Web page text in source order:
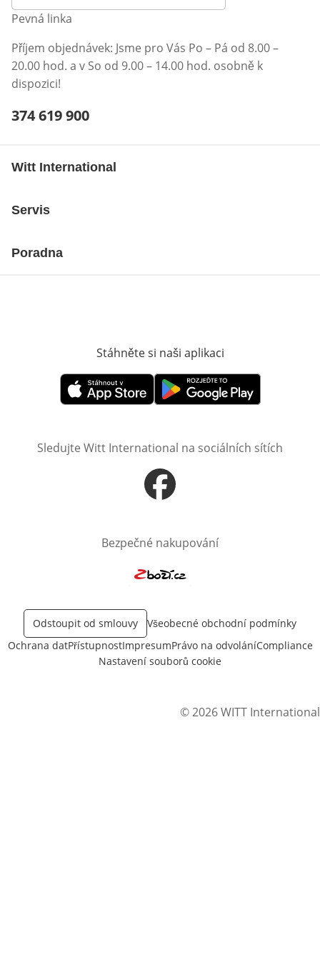
Pevná linka
Příjem objednávek: Jsme pro Vás Po – Pá od 8.00 –
20.00 hod. a v So od 9.00 – 14.00 hod. osobně k
dispozici!
Telefonní číslo:
374 619 900
Witt International
Servis
Poradna
Stáhněte si naši aplikaci
Otevře v novém okněOtevře v novém okně
Sledujte Witt International na sociálních sítích
Otevře v novém okně
Bezpečné nakupování
Odstoupit od smlouvy
Všeobecné obchodní podmínky
Ochrana datPřístupnostImpresumPrávo na odvoláníCompliance
Nastavení souborů cookie
© 2026 WITT International